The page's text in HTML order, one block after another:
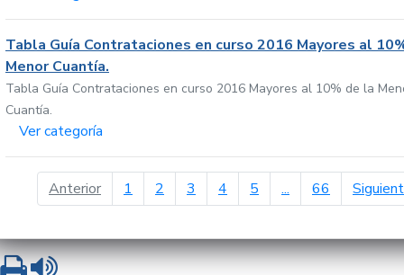
Tabla Guía Contrataciones en curso 2016 Mayores al
Menor Cuantía.
Tabla Guía Contrataciones en curso 2016 Mayores al 10% de la
Cuantía.
Ver categoría
Anteriorpágina anterior
1 2 3 4 5 ... 66
ImprimirLeer contenido